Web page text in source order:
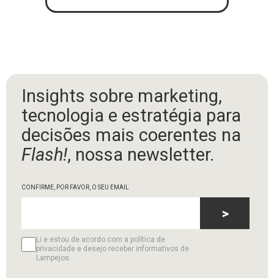
Insights sobre marketing,
tecnologia e estratégia para
decisões mais coerentes na
Flash!, nossa newsletter.
CONFIRME, POR FAVOR, O SEU EMAIL
Li e estou de acordo com a política de
privacidade e desejo receber informativos de
Lampejos.
>